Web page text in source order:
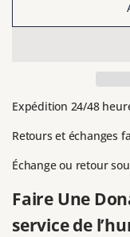
Expédition 24/48
Retours et échanges
Échange ou retour
Faire Une
service de